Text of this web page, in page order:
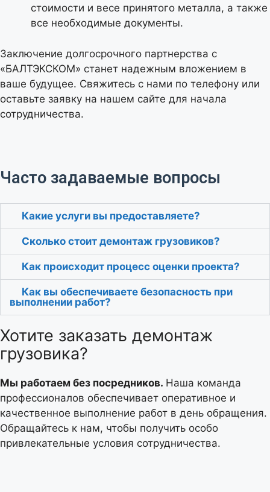
стоимости и весе принятого металла, а также
все необходимые документы.
Заключение долгосрочного партнерства с
«БАЛТЭКСКОМ» станет надежным вложением в
ваше будущее. Свяжитесь с нами по телефону или
оставьте заявку на нашем сайте для начала
сотрудничества.
Часто задаваемые вопросы
Какие услуги вы предоставляете?
Сколько стоит демонтаж грузовиков?
Как происходит процесс оценки проекта?
Как вы обеспечиваете безопасность при
выполнении работ?
Хотите заказать демонтаж
грузовика?
Мы работаем без посредников. Наша команда
профессионалов обеспечивает оперативное и
качественное выполнение работ в день обращения.
Обращайтесь к нам, чтобы получить особо
привлекательные условия сотрудничества.